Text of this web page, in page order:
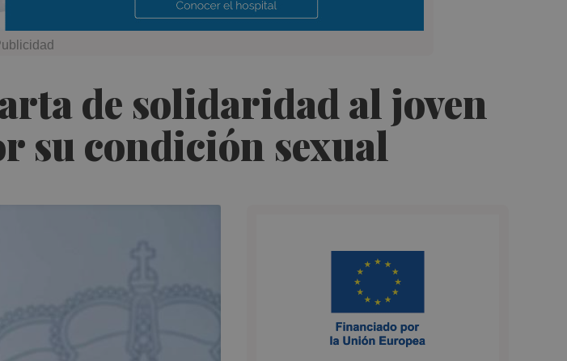
de solidaridad al joven
su condición sexual